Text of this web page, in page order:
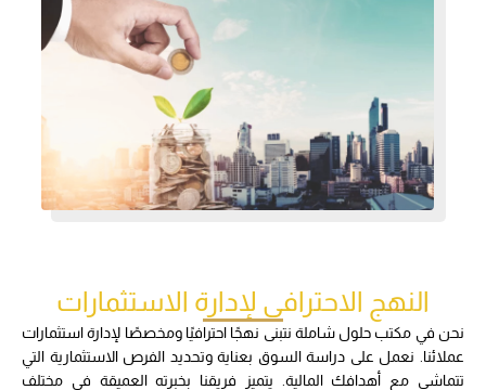
النهج الاحترافي لإدارة الاستثمارات
نحن في مكتب حلول شاملة نتبنى نهجًا احترافيًا ومخصصًا لإدارة استثمارات
عملائنا. نعمل على دراسة السوق بعناية وتحديد الفرص الاستثمارية التي
تتماشى مع أهدافك المالية. يتميز فريقنا بخبرته العميقة في مختلف